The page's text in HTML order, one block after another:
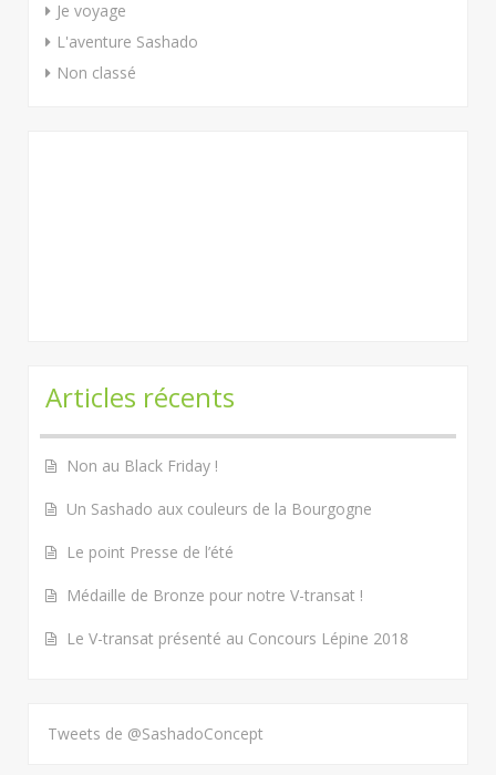
Je voyage
L'aventure Sashado
Non classé
Articles récents
Non au Black Friday !
Un Sashado aux couleurs de la Bourgogne
Le point Presse de l’été
Médaille de Bronze pour notre V-transat !
Le V-transat présenté au Concours Lépine 2018
Tweets de @SashadoConcept